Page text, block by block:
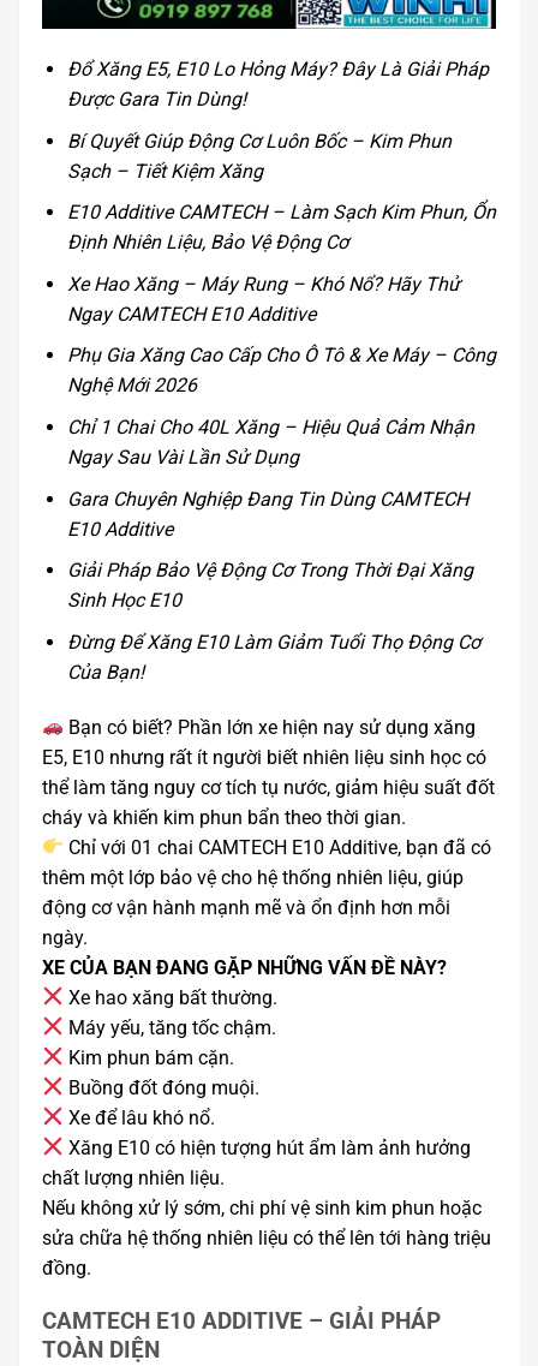
Đổ Xăng E5, E10 Lo Hỏng Máy? Đây Là Giải Pháp
Được Gara Tin Dùng!
Bí Quyết Giúp Động Cơ Luôn Bốc – Kim Phun
Sạch – Tiết Kiệm Xăng
E10 Additive CAMTECH – Làm Sạch Kim Phun, Ổn
Định Nhiên Liệu, Bảo Vệ Động Cơ
Xe Hao Xăng – Máy Rung – Khó Nổ? Hãy Thử
Ngay CAMTECH E10 Additive
Phụ Gia Xăng Cao Cấp Cho Ô Tô & Xe Máy – Công
Nghệ Mới 2026
Chỉ 1 Chai Cho 40L Xăng – Hiệu Quả Cảm Nhận
Ngay Sau Vài Lần Sử Dụng
Gara Chuyên Nghiệp Đang Tin Dùng CAMTECH
E10 Additive
Giải Pháp Bảo Vệ Động Cơ Trong Thời Đại Xăng
Sinh Học E10
Đừng Để Xăng E10 Làm Giảm Tuổi Thọ Động Cơ
Của Bạn!
Bạn có biết? Phần lớn xe hiện nay sử dụng xăng
E5, E10 nhưng rất ít người biết nhiên liệu sinh học có
thể làm tăng nguy cơ tích tụ nước, giảm hiệu suất đốt
cháy và khiến kim phun bẩn theo thời gian.
Chỉ với 01 chai CAMTECH E10 Additive, bạn đã có
thêm một lớp bảo vệ cho hệ thống nhiên liệu, giúp
động cơ vận hành mạnh mẽ và ổn định hơn mỗi
ngày.
XE CỦA BẠN ĐANG GẶP NHỮNG VẤN ĐỀ NÀY?
Xe hao xăng bất thường.
Máy yếu, tăng tốc chậm.
Kim phun bám cặn.
Buồng đốt đóng muội.
Xe để lâu khó nổ.
Xăng E10 có hiện tượng hút ẩm làm ảnh hưởng
chất lượng nhiên liệu.
Nếu không xử lý sớm, chi phí vệ sinh kim phun hoặc
sửa chữa hệ thống nhiên liệu có thể lên tới hàng triệu
đồng.
CAMTECH E10 ADDITIVE – GIẢI PHÁP
TOÀN DIỆN